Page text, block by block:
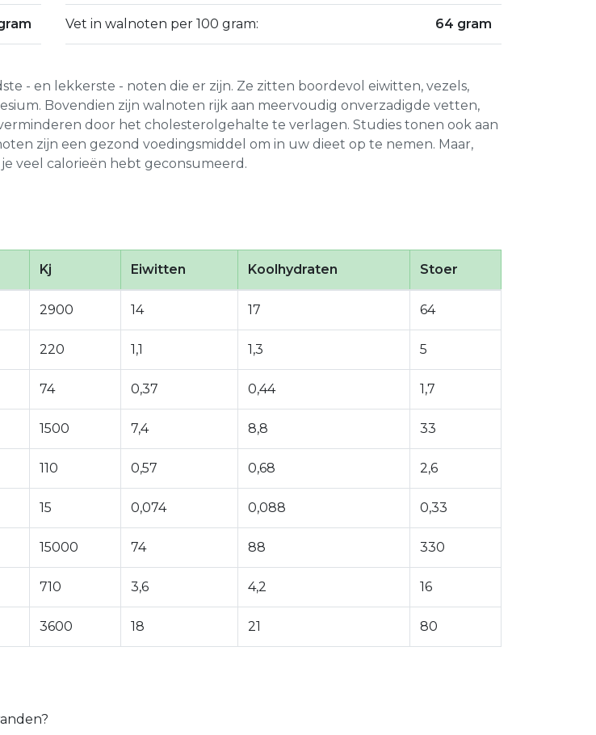
Vet in walnoten per 100 gram: 64 gram
- en lekkerste - noten die er zijn. Ze zitten boordevol eiwitten, vezels,
Bovendien zijn walnoten rijk aan meervoudig onverzadigde vetten,
door het cholesterolgehalte te verlagen. Studies tonen ook aan
zijn een gezond voedingsmiddel om in uw dieet op te nemen. Maar,
veel calorieën hebt geconsumeerd.
Kj Eiwitten Koolhydraten Stoer
2900 14 17 64
220 1,1 1,3 5
74 0,37 0,44 1,7
1500 7,4 8,8 33
110 0,57 0,68 2,6
15 0,074 0,088 0,33
15000 74 88 330
710 3,6 4,2 16
3600 18 21 80